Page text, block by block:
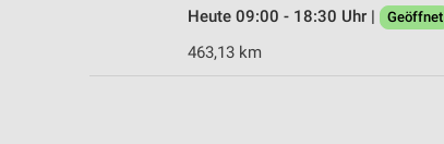
Heute 09:00 - 18:30 Uhr |
Geöffnet
463,13 km
Erstellung von Profilen zur Personalisierung von Inhalten